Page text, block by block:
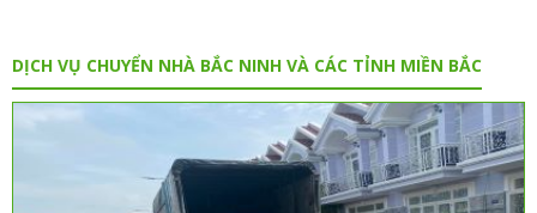
DỊCH VỤ CHUYỂN NHÀ BẮC NINH VÀ CÁC TỈNH MIỀN BẮC